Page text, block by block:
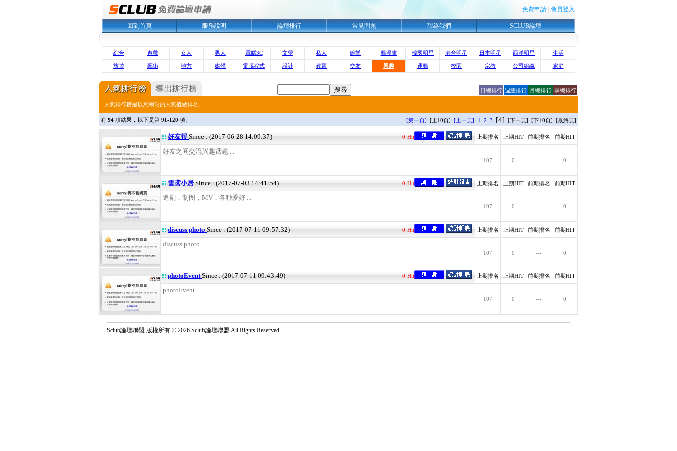
免費申請 會員登入
回到首頁 服務說明 論壇排行 常見問題 聯絡我們 SCLUB論壇
綜合 遊戲 女人 男人 電腦3C 文學 私人 娛樂 動漫畫 韓國明星 港台明星 日本明星 西洋明星 生活
旅遊 藝術 地方 媒體 電腦程式 設計 教育 交友 興趣 運動 校園 宗教 公司組織 家庭
日總排行 週總排行 月總排行 季總排行
人氣排行榜是以您網站的人氣值做排名。
有 94 項結果，以下是第 91-120 項。 [第一頁] [上10頁] [上一頁] 1 2 3 [4] [下一頁] [下10頁] [最終頁]
好友帮 Since : (2017-06-28 14:09:37) 0 Hit 上期排名 上期HIT 前期排名 前期HIT
好友之间交流兴趣话题 ...
107 0 --- 0
雪鸢小居Since : (2017-07-03 14:41:54) 0 Hit 上期排名 上期HIT 前期排名 前期HIT
追剧，制图，MV，各种爱好 ...
107 0 --- 0
discuss photo Since : (2017-07-11 09:57:32) 0 Hit 上期排名 上期HIT 前期排名 前期HIT
discuss photo ...
107 0 --- 0
photoEventSince : (2017-07-11 09:43:49) 0 Hit 上期排名 上期HIT 前期排名 前期HIT
photoEvent ...
107 0 --- 0
Sclub論壇聯盟 版權所有 © 2026 Sclub論壇聯盟 All Rights Reserved.